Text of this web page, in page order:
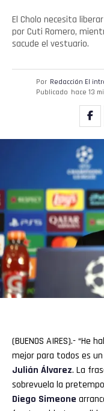
El Cholo necesita
por Cuti Romero,
sacude el vestuario.
Por Redacción El
Publicado hace 13
(BUENOS AIRES).-
mejor para todos es
Julián Álvarez. La
sobrevuela la
Diego Simeone